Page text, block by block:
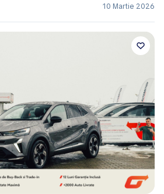
10 Martie 2026